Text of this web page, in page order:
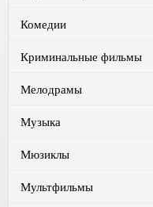
Комедии
Криминальные фильмы
Мелодрамы
Музыка
Мюзиклы
Мультфильмы